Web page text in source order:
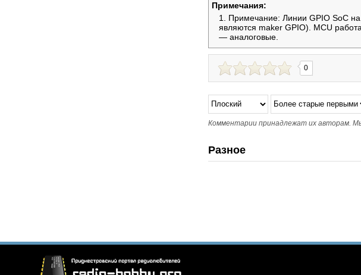
Примечания:
Примечание: Линии GPIO SoC
являются maker GPIO). MCU
— аналоговые.
0
Комментарии принадлежат их авторам.
Разное